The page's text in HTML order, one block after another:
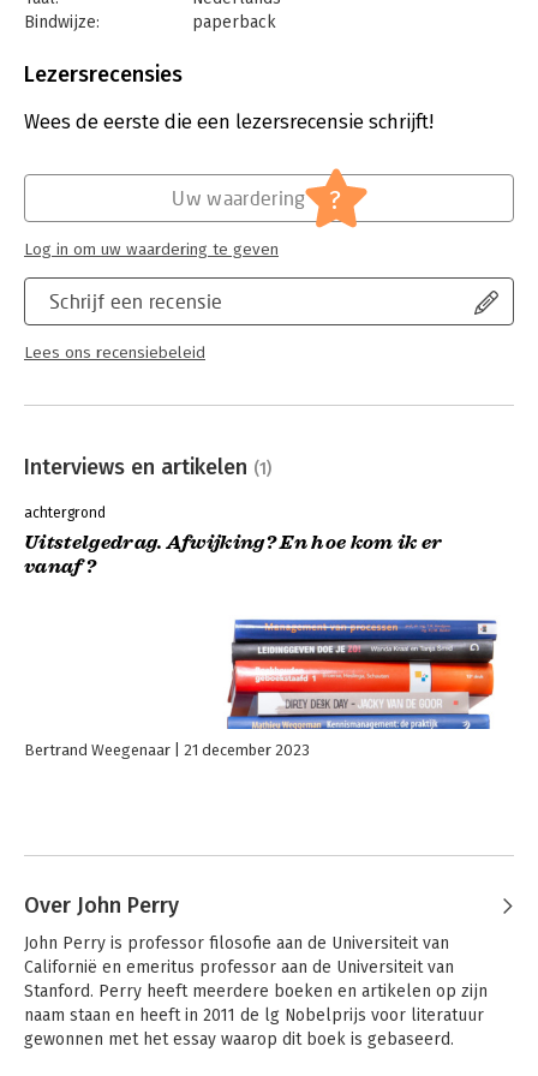
hoeft te zijn!
Bindwijze:
paperback
Uitgever:
Verschijningsdatum:
6-6-2023
Lezersrecensies
Wees de eerste die een lezersrecensie schrijft!
Schrijf een recensie
Lees ons recensiebeleid
Uw waardering ?
Log in om uw waardering te geven
Interviews en artikelen (1)
achtergrond
Uitstelgedrag. Afwijking? En hoe kom ik er
vanaf?
Bertrand Weegenaar 21 december 2023
Over John Perry
John Perry is professor filosofie aan de Universiteit van
Californië en emeritus professor aan de Universiteit van
Stanford. Perry heeft meerdere boeken en artikelen op zijn
naam staan en heeft in 2011 de lg Nobelprijs voor literatuur
gewonnen met het essay waarop dit boek is gebaseerd.